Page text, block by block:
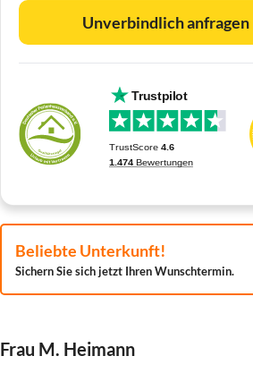
Unverbindlich anfragen
Beliebte Unterkunft!
Sichern Sie sich jetzt Ihren Wunschtermin.
Frau M. Heimann